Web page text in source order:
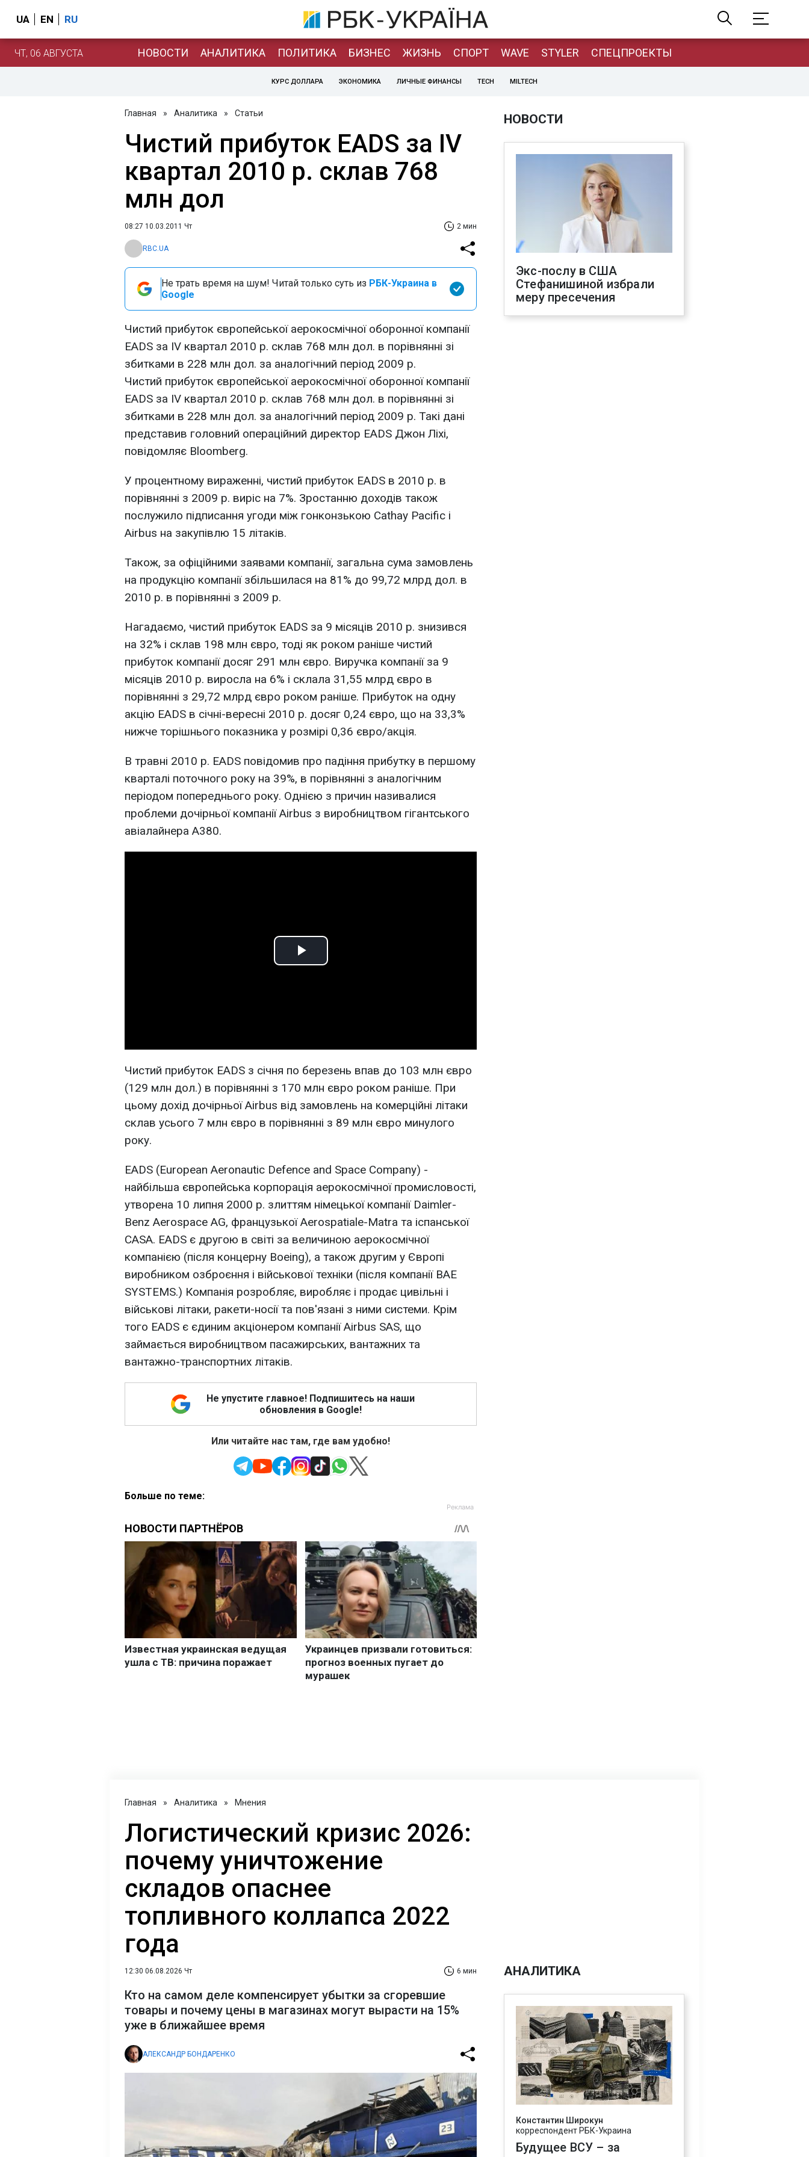
UA EN RU
ЧТ, 06 АВГУСТА НОВОСТИ АНАЛИТИКА ПОЛИТИКА БИЗНЕС ЖИЗНЬ СПОРТ WAVE STYLER СПЕЦПРОЕКТЫ
КУРС ДОЛЛАРА ЭКОНОМИКА ЛИЧНЫЕ ФИНАНСЫ TECH MILTECH
Главная » Аналитика » Статьи
Чистий прибуток EADS за IV
квартал 2010 р. склав 768
млн дол
08:27 10.03.2011 Чт 2 мин
RBC.UA
Не трать время на шум! Читай только суть из РБК-Украина в
Google
Чистий прибуток європейської аерокосмічної оборонної компанії
EADS за IV квартал 2010 р. склав 768 млн дол. в порівнянні зі
збитками в 228 млн дол. за аналогічний період 2009 р.
Чистий прибуток європейської аерокосмічної оборонної компанії
EADS за IV квартал 2010 р. склав 768 млн дол. в порівнянні зі
збитками в 228 млн дол. за аналогічний період 2009 р. Такі дані
представив головний операційний директор EADS Джон Ліхі,
повідомляє Bloomberg.
У процентному вираженні, чистий прибуток EADS в 2010 р. в
порівнянні з 2009 р. виріс на 7%. Зростанню доходів також
послужило підписання угоди між гонконзькою Cathay Pacific і
Airbus на закупівлю 15 літаків.
Також, за офіційними заявами компанії, загальна сума замовлень
на продукцію компанії збільшилася на 81% до 99,72 млрд дол. в
2010 р. в порівнянні з 2009 р.
Нагадаємо, чистий прибуток EADS за 9 місяців 2010 р. знизився
на 32% і склав 198 млн євро, тоді як роком раніше чистий
прибуток компанії досяг 291 млн євро. Виручка компанії за 9
місяців 2010 р. виросла на 6% і склала 31,55 млрд євро в
порівнянні з 29,72 млрд євро роком раніше. Прибуток на одну
акцію EADS в січні-вересні 2010 р. досяг 0,24 євро, що на 33,3%
нижче торішнього показника у розмірі 0,36 євро/акція.
В травні 2010 р. EADS повідомив про падіння прибутку в першому
кварталі поточного року на 39%, в порівнянні з аналогічним
періодом попереднього року. Однією з причин називалися
проблеми дочірньої компанії Airbus з виробництвом гігантського
авіалайнера А380.
Play
Чистий прибуток EADS з січня по березень впав до 103 млн євро
(129 млн дол.) в порівнянні з 170 млн євро роком раніше. При
цьому дохід дочірньої Airbus від замовлень на комерційні літаки
склав усього 7 млн євро в порівнянні з 89 млн євро минулого
року.
EADS (European Aeronautic Defence and Space Company) -
найбільша європейська корпорація аерокосмічної промисловості,
утворена 10 липня 2000 р. злиттям німецької компанії Daimler-
Benz Aerospace AG, французької Aerospatiale-Matra та іспанської
CASA. EADS є другою в світі за величиною аерокосмічної
компанією (після концерну Boeing), а також другим у Європі
виробником озброєння і військової техніки (після компанії BAE
SYSTEMS.) Компанія розробляє, виробляє і продає цивільні і
військові літаки, ракети-носії та пов'язані з ними системи. Крім
того EADS є єдиним акціонером компанії Airbus SAS, що
займається виробництвом пасажирських, вантажних та
вантажно-транспортних літаків.
Не упустите главное! Подпишитесь на наши
обновления в Google!
Или читайте нас там, где вам удобно!
Больше по теме:
НОВОСТИ
Экс-послу в США
Стефанишиной избрали
меру пресечения
Главная » Аналитика » Мнения
Логистический кризис 2026:
почему уничтожение
складов опаснее
топливного коллапса 2022
года
12:30 06.08.2026 Чт 6 мин
Кто на самом деле компенсирует убытки за сгоревшие
товары и почему цены в магазинах могут вырасти на 15%
уже в ближайшее время
АЛЕКСАНДР БОНДАРЕНКО
АНАЛИТИКА
Константин Широкун
корреспондент РБК-Украина
Будущее ВСУ – за